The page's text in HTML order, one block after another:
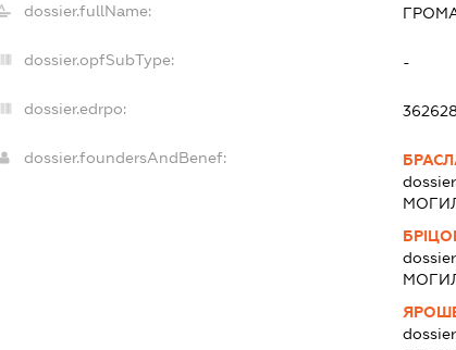
dossier.fullName:
dossier.opfSubType: -
dossier.edrpo:
dossier.foundersAndBenef: